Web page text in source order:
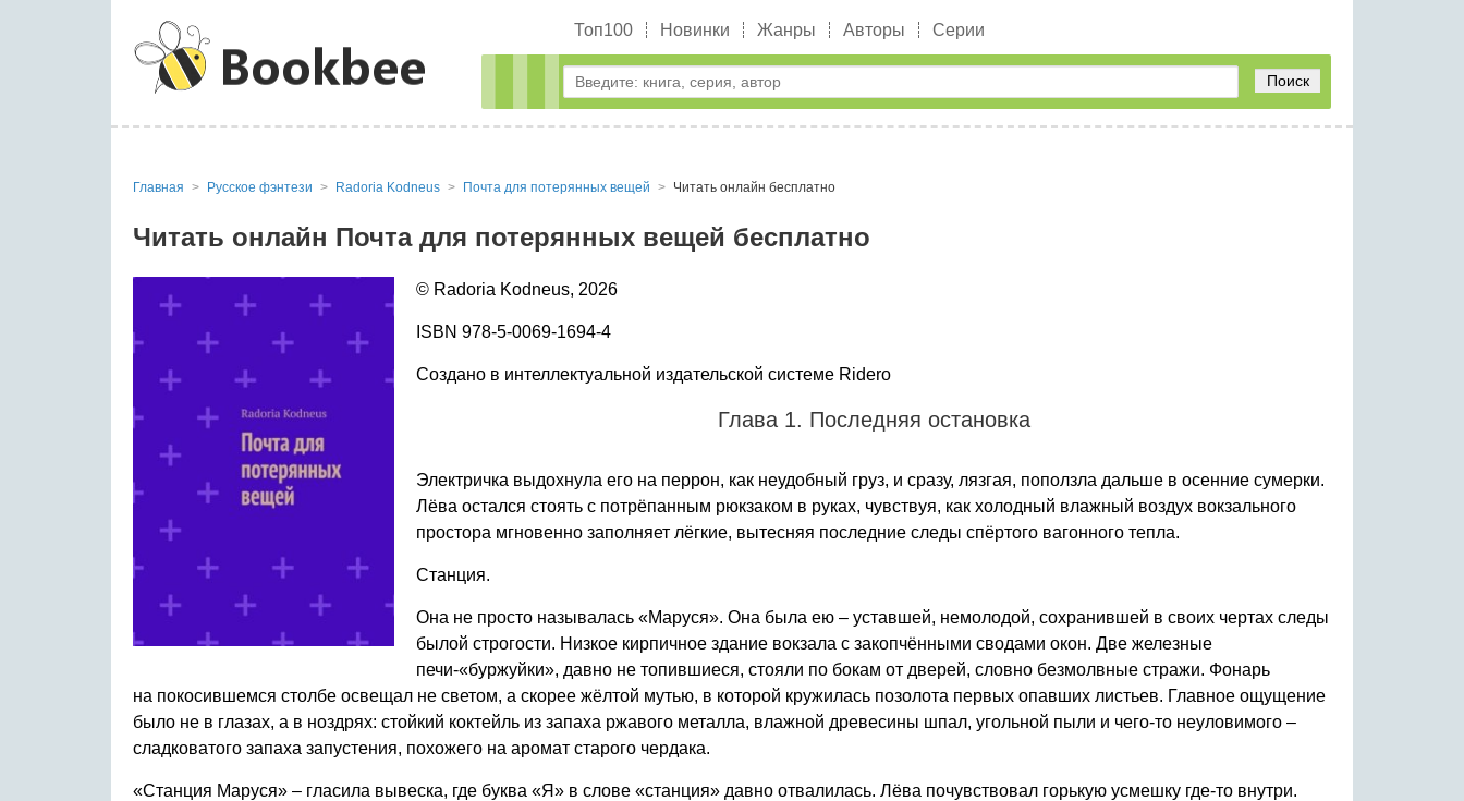
Топ100 Новинки Жанры Авторы Серии
Поиск
Главная Русское фэнтези Radoria Kodneus Почта для потерянных вещей Читать онлайн бесплатно
Читать онлайн Почта для потерянных вещей бесплатно
© Radoria Kodneus, 2026
ISBN 978-5-0069-1694-4
Создано в интеллектуальной издательской системе Ridero
Глава 1. Последняя остановка
Электричка выдохнула его на перрон, как неудобный груз, и сразу, лязгая, поползла дальше в осенние сумерки.
Лёва остался стоять с потрёпанным рюкзаком в руках, чувствуя, как холодный влажный воздух вокзального
простора мгновенно заполняет лёгкие, вытесняя последние следы спёртого вагонного тепла.
Станция.
Она не просто называлась «Маруся». Она была ею – уставшей, немолодой, сохранившей в своих чертах следы
былой строгости. Низкое кирпичное здание вокзала с закопчёнными сводами окон. Две железные
печи-«буржуйки», давно не топившиеся, стояли по бокам от дверей, словно безмолвные стражи. Фонарь
на покосившемся столбе освещал не светом, а скорее жёлтой мутью, в которой кружилась позолота первых опавших листьев. Главное ощущение
было не в глазах, а в ноздрях: стойкий коктейль из запаха ржавого металла, влажной древесины шпал, угольной пыли и чего-то неуловимого –
сладковатого запаха запустения, похожего на аромат старого чердака.
«Станция Маруся» – гласила вывеска, где буква «Я» в слове «станция» давно отвалилась. Лёва почувствовал горькую усмешку где-то внутри.